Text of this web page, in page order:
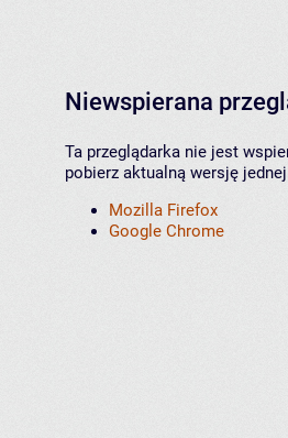
Niewspierana
Ta przeglądarka nie jest
pobierz aktualną wersję
Mozilla Firefox
Google Chrome